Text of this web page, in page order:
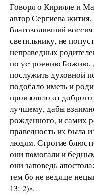
Говоря о Кирилле и
автор Сергиева
благоволивший
светильнику, не
неправедных
по устроению Божию,
послужить духовной
подобало иметь и
произошло от
лучшему, дабы
рожденного, и самих
праведность их была
людям. Строгие
они помогали и
они заповедь
тем бо не ведяще
13: 2)».